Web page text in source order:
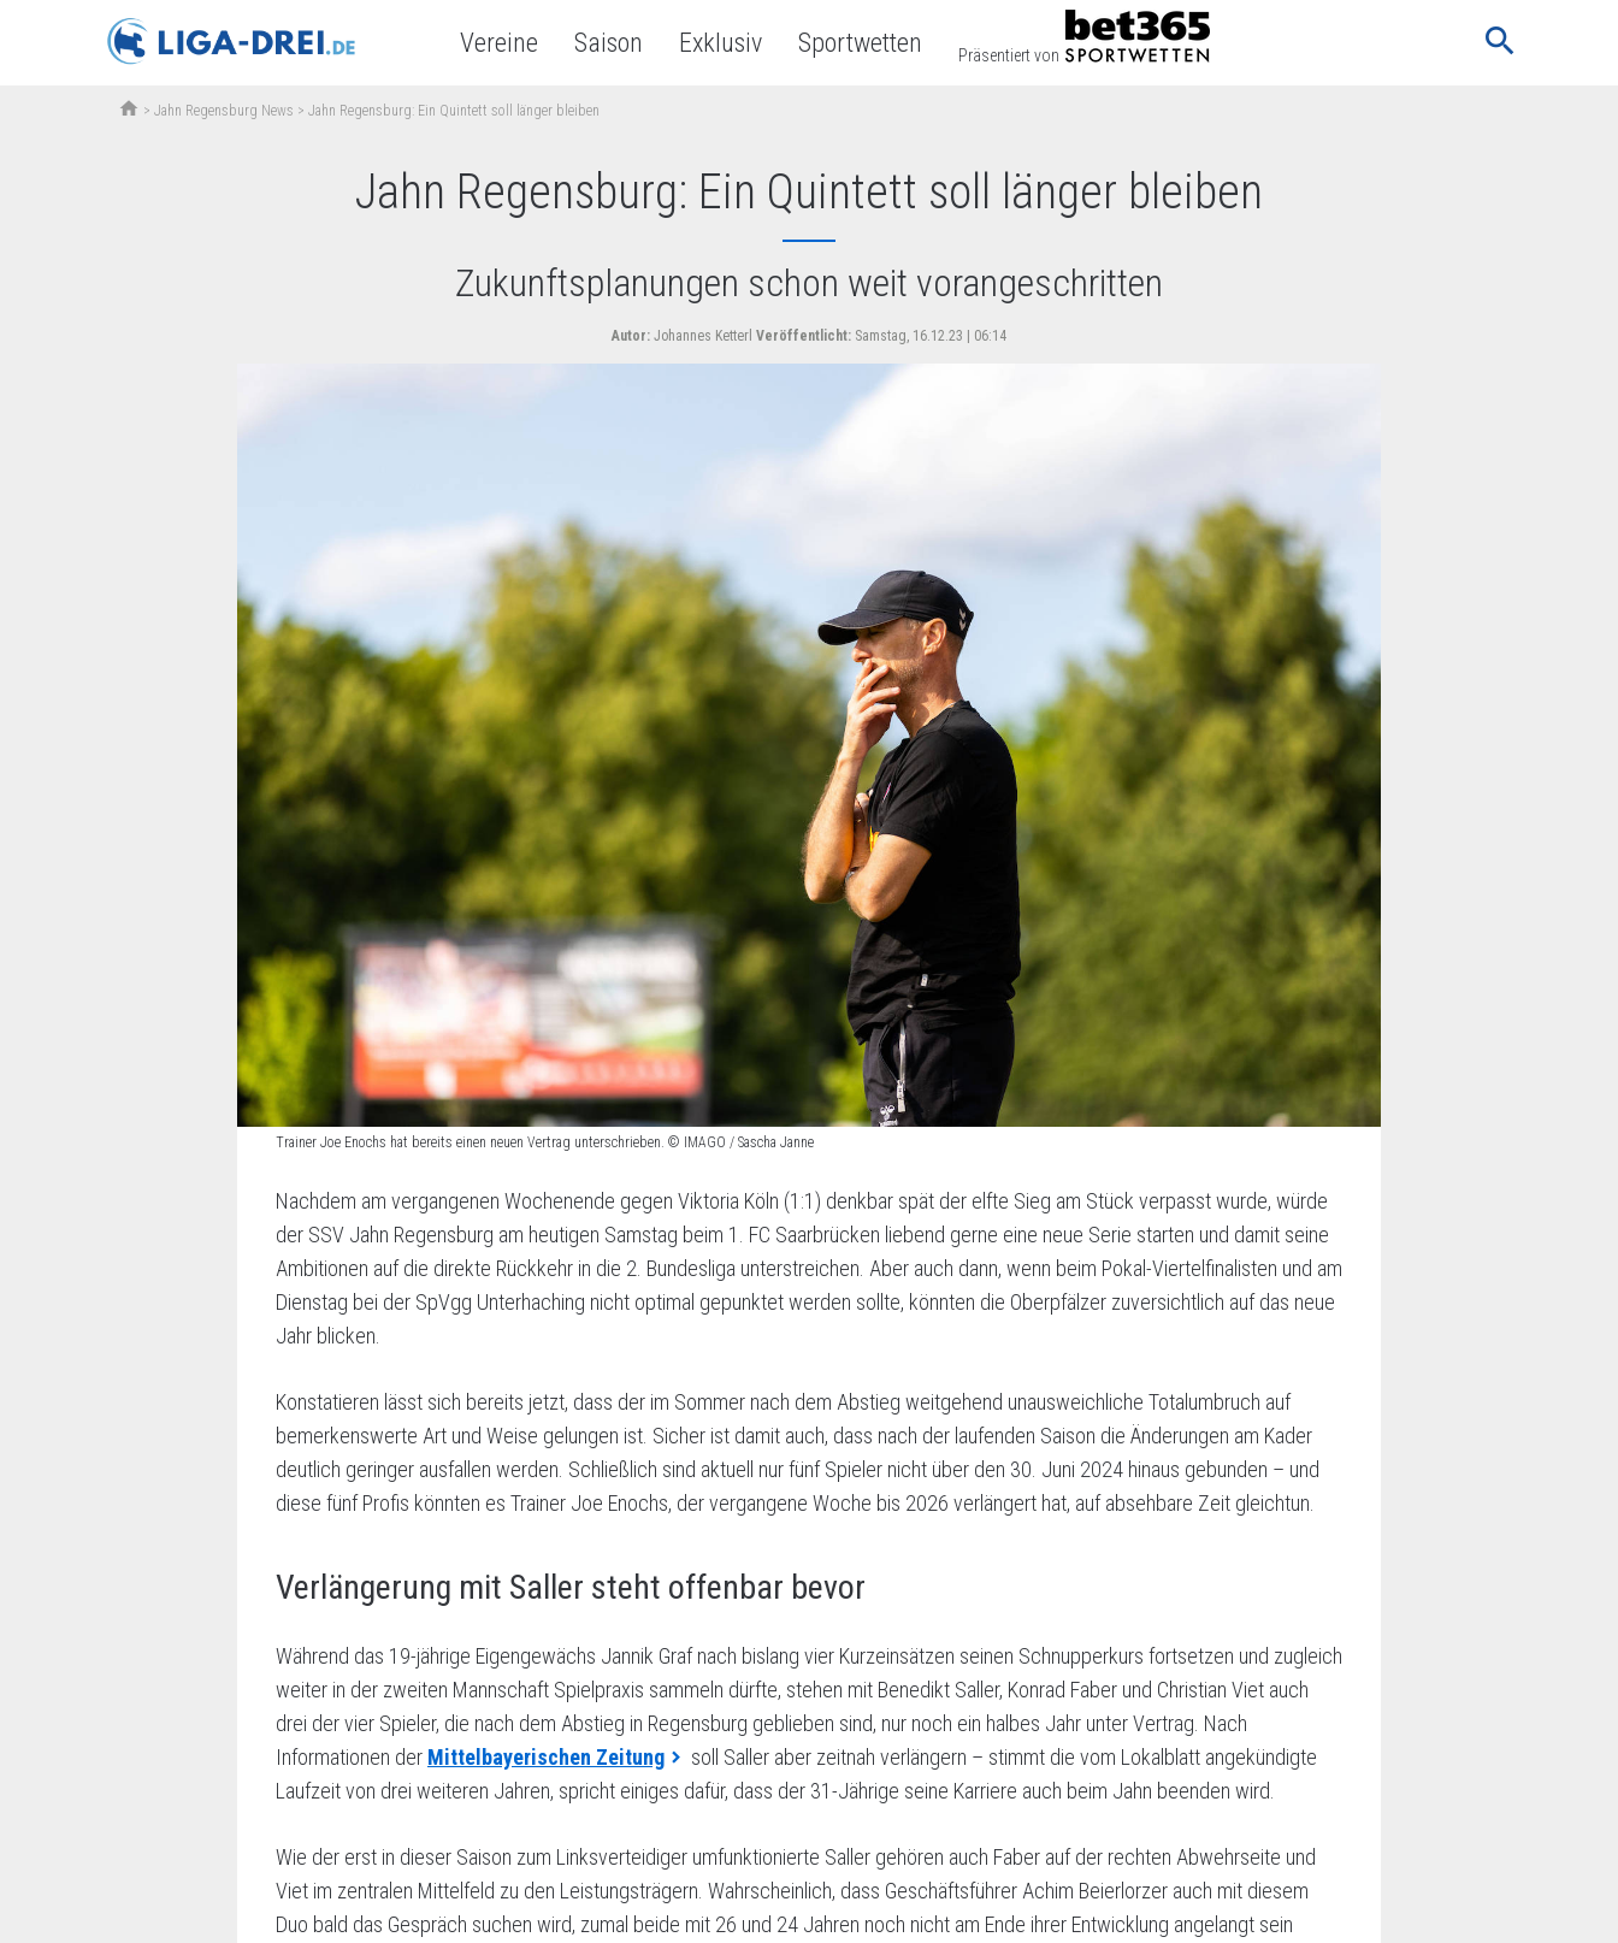
Vereine Saison Exklusiv Sportwetten Präsentiert von search
home > Jahn Regensburg News > Jahn Regensburg: Ein Quintett soll länger bleiben
Jahn Regensburg: Ein Quintett soll länger bleiben
Zukunftsplanungen schon weit vorangeschritten
Autor: Johannes Ketterl Veröffentlicht: Samstag, 16.12.23 | 06:14
Trainer Joe Enochs hat bereits einen neuen Vertrag unterschrieben. © IMAGO / Sascha Janne
Nachdem am vergangenen Wochenende gegen Viktoria Köln (1:1) denkbar spät der elfte Sieg am Stück verpasst wurde, würde
der SSV Jahn Regensburg am heutigen Samstag beim 1. FC Saarbrücken liebend gerne eine neue Serie starten und damit seine
Ambitionen auf die direkte Rückkehr in die 2. Bundesliga unterstreichen. Aber auch dann, wenn beim Pokal-Viertelfinalisten und am
Dienstag bei der SpVgg Unterhaching nicht optimal gepunktet werden sollte, könnten die Oberpfälzer zuversichtlich auf das neue
Jahr blicken.
Konstatieren lässt sich bereits jetzt, dass der im Sommer nach dem Abstieg weitgehend unausweichliche Totalumbruch auf
bemerkenswerte Art und Weise gelungen ist. Sicher ist damit auch, dass nach der laufenden Saison die Änderungen am Kader
deutlich geringer ausfallen werden. Schließlich sind aktuell nur fünf Spieler nicht über den 30. Juni 2024 hinaus gebunden – und
diese fünf Profis könnten es Trainer Joe Enochs, der vergangene Woche bis 2026 verlängert hat, auf absehbare Zeit gleichtun.
Verlängerung mit Saller steht offenbar bevor
Während das 19-jährige Eigengewächs Jannik Graf nach bislang vier Kurzeinsätzen seinen Schnupperkurs fortsetzen und zugleich
weiter in der zweiten Mannschaft Spielpraxis sammeln dürfte, stehen mit Benedikt Saller, Konrad Faber und Christian Viet auch
drei der vier Spieler, die nach dem Abstieg in Regensburg geblieben sind, nur noch ein halbes Jahr unter Vertrag. Nach
Informationen der Mittelbayerischen Zeitung
soll Saller aber zeitnah verlängern – stimmt die vom Lokalblatt angekündigte
Laufzeit von drei weiteren Jahren, spricht einiges dafür, dass der 31-Jährige seine Karriere auch beim Jahn beenden wird.
Wie der erst in dieser Saison zum Linksverteidiger umfunktionierte Saller gehören auch Faber auf der rechten Abwehrseite und
Viet im zentralen Mittelfeld zu den Leistungsträgern. Wahrscheinlich, dass Geschäftsführer Achim Beierlorzer auch mit diesem
Duo bald das Gespräch suchen wird, zumal beide mit 26 und 24 Jahren noch nicht am Ende ihrer Entwicklung angelangt sein